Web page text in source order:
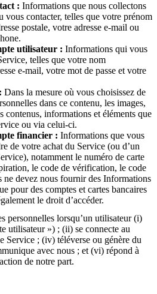
: Informations que nous collectons
vous contacter, telles que votre prénom
postale, votre adresse e-mail ou
utilisateur : Informations qui vous
telles que votre nom
e-mail, votre mot de passe et votre
Dans la mesure où vous choisissez de
dans ce contenu, les images,
contenus, informations et éléments que
ou via celui-ci.
financier : Informations que vous
de votre achat du Service (ou d’un
notamment le numéro de carte
le code de vérification, le code
ne devez nous fournir des Informations
pour des comptes et cartes bancaires
le droit d’accéder.
personnelles lorsqu’un utilisateur (i)
utilisateur ») ; (ii) se connecte au
Service ; (iv) téléverse ou génère du
avec nous ; et (vi) répond à
de notre part.